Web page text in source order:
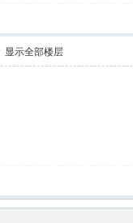
显示全部楼层